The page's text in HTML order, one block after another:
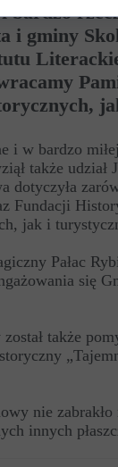
i gminy
i w bardzo
także
dotyczyła
Fundacji
jak i
Pałac
się
także
nie
innych